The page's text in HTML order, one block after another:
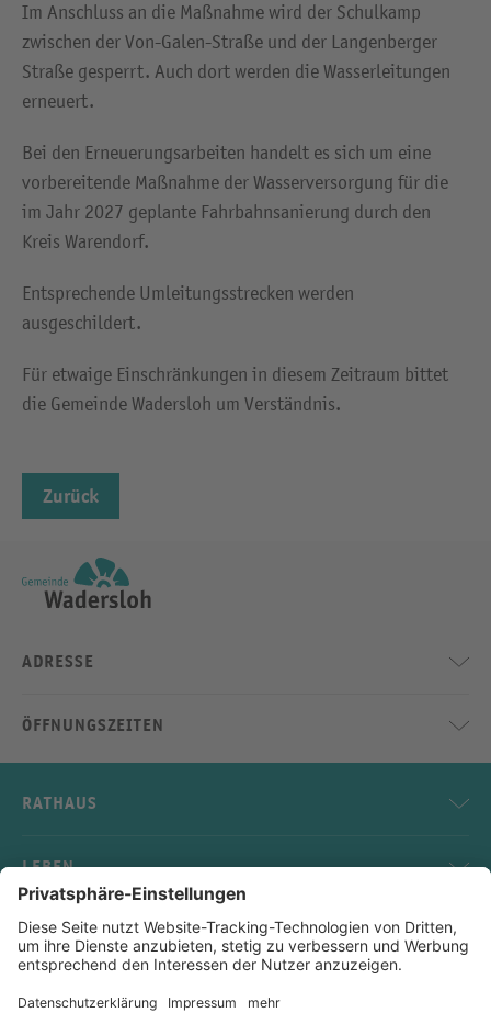
Im Anschluss an die Maßnahme wird der Schulkamp
zwischen der Von-Galen-Straße und der Langenberger
Straße gesperrt. Auch dort werden die Wasserleitungen
erneuert.
Bei den Erneuerungsarbeiten handelt es sich um eine
vorbereitende Maßnahme der Wasserversorgung für die
im Jahr 2027 geplante Fahrbahnsanierung durch den
Kreis Warendorf.
Entsprechende Umleitungsstrecken werden
ausgeschildert.
Für etwaige Einschränkungen in diesem Zeitraum bittet
die Gemeinde Wadersloh um Verständnis.
Zurück
ADRESSE
ÖFFNUNGSZEITEN
RATHAUS
LEBEN
SERVICE
KONTAKT